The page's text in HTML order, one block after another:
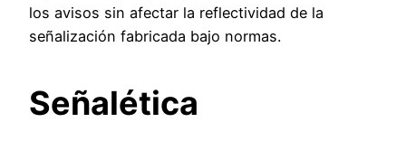
los avisos sin afectar la reflectividad de la
señalización fabricada bajo normas.
Señalética